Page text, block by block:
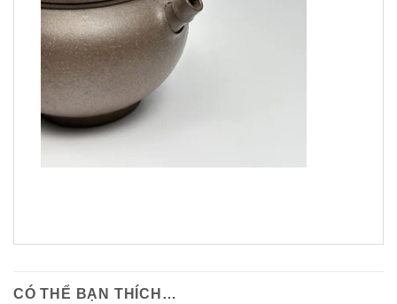
CÓ THỂ BẠN THÍCH…